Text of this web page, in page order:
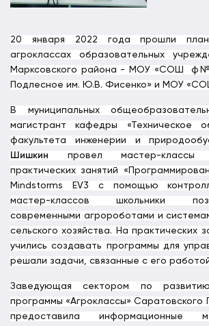
20 января 2022 года прошли
агроклассах образовательных
Марксовского района - МОУ «СОШ
Подлесное им. Ю.В. Фисенко» и МОУ
В муниципальных
магистрант кафедры «Техническое
факультета инженерии и
Шишкин провел мастер-
практических занятий
Mindstorms EV3 с помощью
мастер-классов школьники
современными агророботами и
сельского хозяйства. На практических
учились создавать программы для
решали задачи, связанные с его
Заведующая сектором по
программы «Агроклассы» Саратовского
предоставила информационные